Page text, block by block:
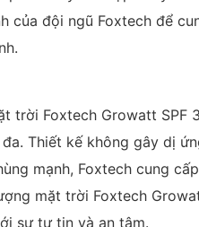
của đội ngũ Foxtech để
trời Foxtech Growatt
Thiết kế không gây dị
mạnh, Foxtech cung
mặt trời Foxtech
sự tự tin và an tâm.